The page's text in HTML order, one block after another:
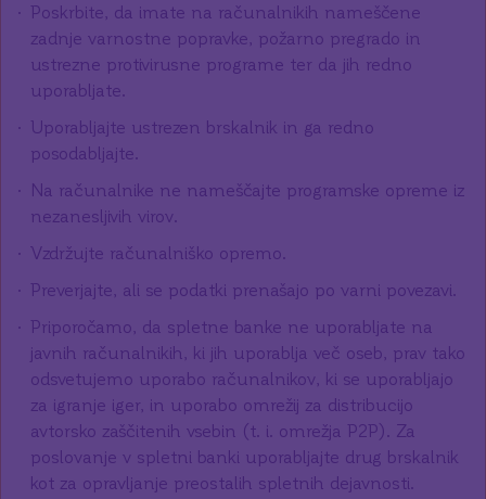
Poskrbite, da imate na računalnikih nameščene
zadnje varnostne popravke, požarno pregrado in
ustrezne protivirusne programe ter da jih redno
uporabljate.
Uporabljajte ustrezen brskalnik in ga redno
posodabljajte.
Na računalnike ne nameščajte programske opreme iz
nezanesljivih virov.
Vzdržujte računalniško opremo.
Preverjajte, ali se podatki prenašajo po varni povezavi.
Priporočamo, da spletne banke ne uporabljate na
javnih računalnikih, ki jih uporablja več oseb, prav tako
odsvetujemo uporabo računalnikov, ki se uporabljajo
za igranje iger, in uporabo omrežij za distribucijo
avtorsko zaščitenih vsebin (t. i. omrežja P2P). Za
poslovanje v spletni banki uporabljajte drug brskalnik
kot za opravljanje preostalih spletnih dejavnosti.